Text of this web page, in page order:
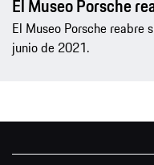
El Museo Porsche
El Museo Porsche reabre
junio de 2021.